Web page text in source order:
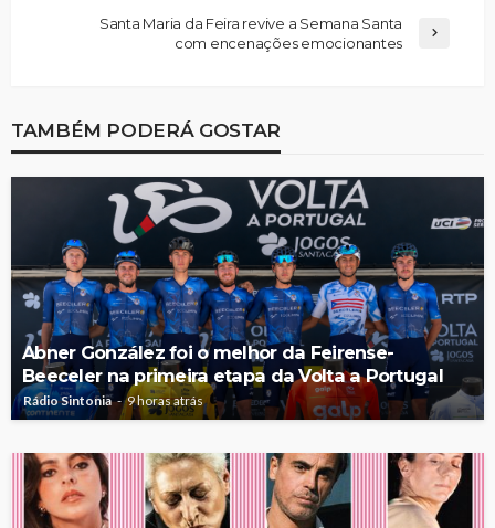
Santa Maria da Feira revive a Semana Santa
com encenações emocionantes
TAMBÉM PODERÁ GOSTAR
Abner González foi o melhor da Feirense-
Beeceler na primeira etapa da Volta a Portugal
Rádio Sintonia 9 horas atrás